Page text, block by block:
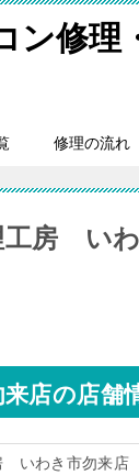
ン修理
修理の流れ
工房 い
店の店舗
いわき市勿来店